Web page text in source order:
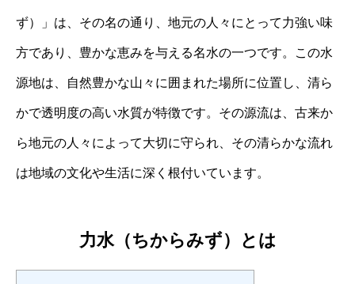
ず）」は、その名の通り、地元の人々にとって力強い味
方であり、豊かな恵みを与える名水の一つです。この水
源地は、自然豊かな山々に囲まれた場所に位置し、清ら
かで透明度の高い水質が特徴です。その源流は、古来か
ら地元の人々によって大切に守られ、その清らかな流れ
は地域の文化や生活に深く根付いています。
力水（ちからみず）とは